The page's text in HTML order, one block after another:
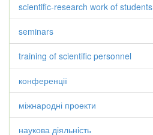
scientific-research work of students
seminars
training of scientific personnel
конференції
міжнародні проекти
наукова діяльність